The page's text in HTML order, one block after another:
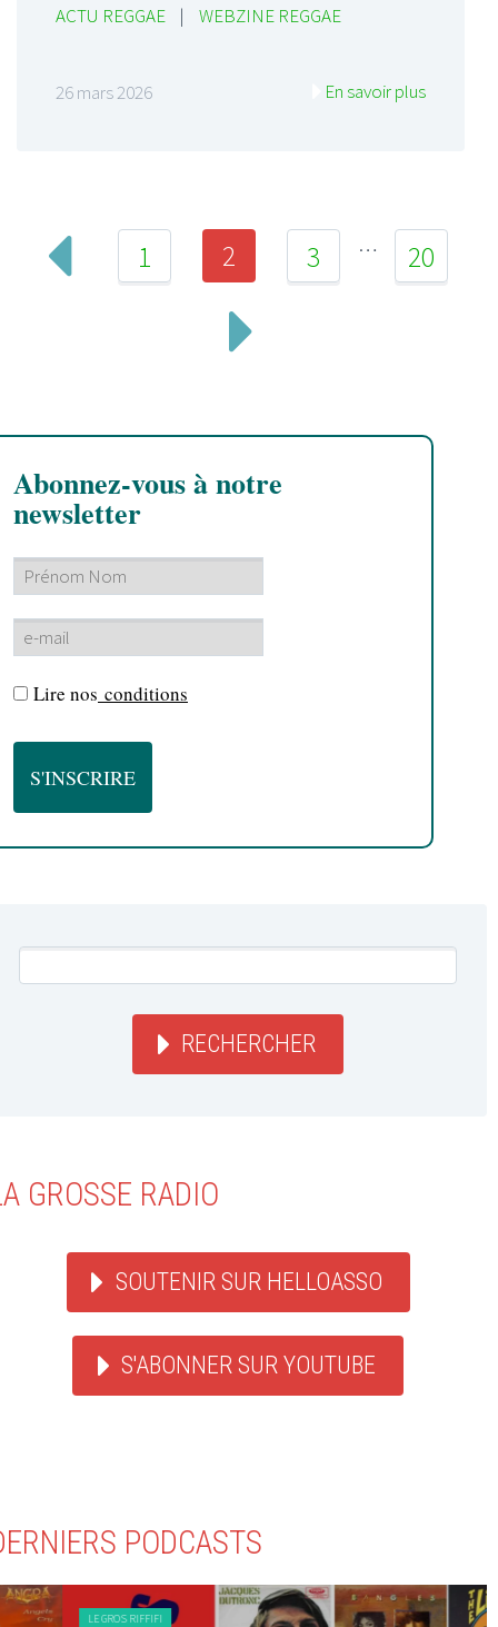
ACTU REGGAE | WEBZINE REGGAE
26 mars 2026 En savoir plus
1 2 3 … 20
Abonnez-vous à notre
newsletter
Lire nos conditions
RECHERCHER
GROSSE RADIO
SOUTENIR SUR HELLOASSO
S'ABONNER SUR YOUTUBE
PODCASTS
LE GROS RIFFIFI